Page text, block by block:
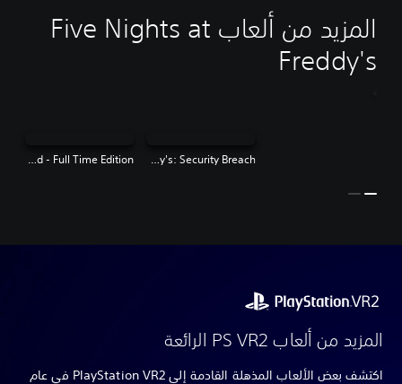
المزيد من ألعاب Five Nights at
Freddy's
Five Nights at Freddy's: Help Wanted - Full Time Edition Five Nights at Freddy's: Security Breach
المزيد من ألعاب PS VR2 الرائعة
اكتشف بعض الألعاب المذهلة القادمة إلى PlayStation VR2 في عام